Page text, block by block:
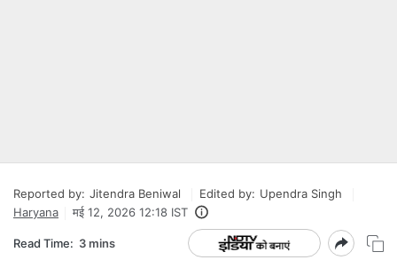
Reported by: Jitendra Beniwal Edited by: Upendra Singh
Haryana
मई 12, 2026 12:18 IST
Read Time: 3 mins